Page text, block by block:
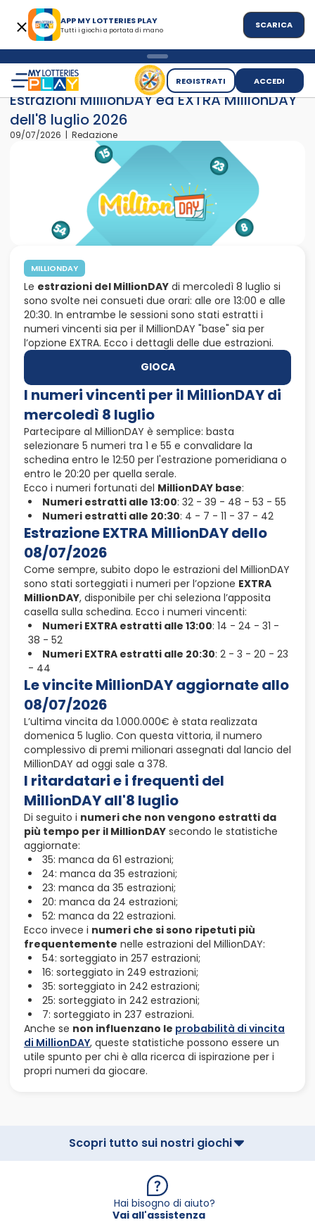
APP MY LOTTERIES PLAY
Tutti i giochi a portata di mano SCARICA
REGISTRATI ACCEDI
Home>News> Estrazioni MillionDAY ed EXTRA MillionDAY
Estrazioni MillionDAY ed EXTRA MillionDAY
dell'8 luglio 2026
09/07/2026 | Redazione
MILLIONDAY
Le estrazioni del MillionDAY di mercoledì 8 luglio si
sono svolte nei consueti due orari: alle ore 13:00 e alle
20:30. In entrambe le sessioni sono stati estratti i
numeri vincenti sia per il MillionDAY "base" sia per
l’opzione EXTRA. Ecco i dettagli delle due estrazioni.
GIOCA
I numeri vincenti per il MillionDAY di
mercoledì 8 luglio
Partecipare al MillionDAY è semplice: basta
selezionare 5 numeri tra 1 e 55 e convalidare la
schedina entro le 12:50 per l'estrazione pomeridiana o
entro le 20:20 per quella serale.
Ecco i numeri fortunati del MillionDAY base:
Numeri estratti alle 13:00: 32 - 39 - 48 - 53 - 55
Numeri estratti alle 20:30: 4 - 7 - 11 - 37 - 42
Estrazione EXTRA MillionDAY dello
08/07/2026
Come sempre, subito dopo le estrazioni del MillionDAY
sono stati sorteggiati i numeri per l’opzione EXTRA
MillionDAY, disponibile per chi seleziona l’apposita
casella sulla schedina. Ecco i numeri vincenti:
Numeri EXTRA estratti alle 13:00: 14 - 24 - 31 -
38 - 52
Numeri EXTRA estratti alle 20:30: 2 - 3 - 20 - 23
- 44
Le vincite MillionDAY aggiornate allo
08/07/2026
L’ultima vincita da 1.000.000€ è stata realizzata
domenica 5 luglio. Con questa vittoria, il numero
complessivo di premi milionari assegnati dal lancio del
MillionDAY ad oggi sale a 378.
I ritardatari e i frequenti del
MillionDAY all'8 luglio
Di seguito i numeri che non vengono estratti da
più tempo per il MillionDAY secondo le statistiche
aggiornate:
35: manca da 61 estrazioni;
24: manca da 35 estrazioni;
23: manca da 35 estrazioni;
20: manca da 24 estrazioni;
52: manca da 22 estrazioni.
Ecco invece i numeri che si sono ripetuti più
frequentemente nelle estrazioni del MillionDAY:
54: sorteggiato in 257 estrazioni;
16: sorteggiato in 249 estrazioni;
35: sorteggiato in 242 estrazioni;
25: sorteggiato in 242 estrazioni;
7: sorteggiato in 237 estrazioni.
Anche se non influenzano le probabilità di vincita
di MillionDAY, queste statistiche possono essere un
utile spunto per chi è alla ricerca di ispirazione per i
propri numeri da giocare.
Scopri tutto sui nostri giochi
Hai bisogno di aiuto?
Vai all'assistenza